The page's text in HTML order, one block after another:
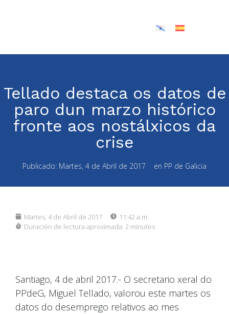
Tellado destaca os datos de
paro dun marzo histórico
fronte aos nostálxicos da
crise
Publicado: Martes, 4 de Abril de 2017 en PP de Galicia
Martes, 4 de Abril de 2017
11:42 a.m.
Duración de lectura aproximada: 2 minutes
Santiago, 4 de abril 2017.- O secretario xeral do
PPdeG, Miguel Tellado, valorou este martes os
datos do desemprego relativos ao mes